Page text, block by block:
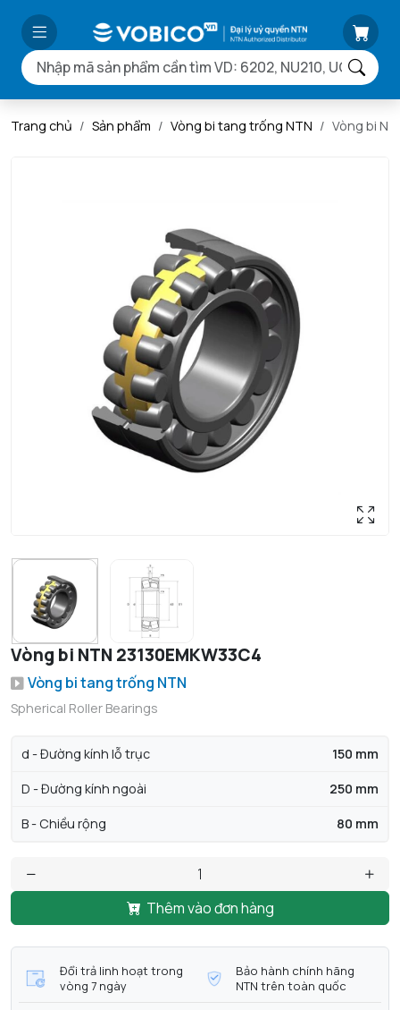
Trang chủ Sản phẩm Vòng bi tang trống NTN Vòng bi
Vòng bi NTN 23130EMKW33C4
Vòng bi tang trống NTN
Spherical Roller Bearings
d - Đường kính lỗ trục 150 mm
D - Đường kính ngoài 250 mm
B - Chiều rộng 80 mm
Thêm vào đơn hàng
Đổi trả linh hoạt trong
vòng 7 ngày
Bảo hành chính hãng
NTN trên toàn quốc